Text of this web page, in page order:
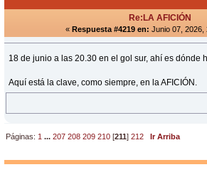
Re:LA AFICIÓN
« Respuesta #4219 en: Junio 07, 2026,
18 de junio a las 20.30 en el gol sur, ahí es dónde
Aquí está la clave, como siempre, en la AFICIÓN.
Páginas: 1 ...207 208 209 210 [211]212
Ir Arriba